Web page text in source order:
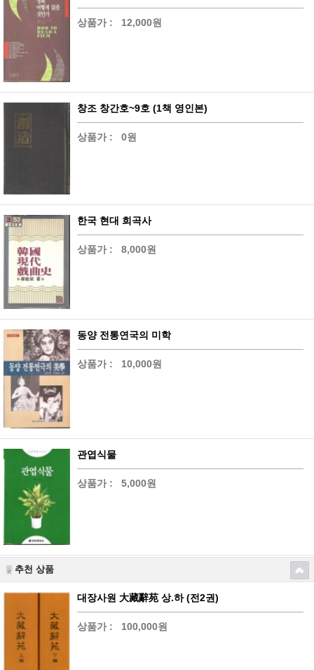
상품가 : 12,000원
창조 창간호~9호 (1책 영인본)
상품가 : 0원
한국 현대 희곡사
상품가 : 8,000원
동양 전통연국의 미학
상품가 : 10,000원
관엽식물
상품가 : 5,000원
추천 상품
대장사원 大藏辭苑 상.하 (전2권)
상품가 : 100,000원